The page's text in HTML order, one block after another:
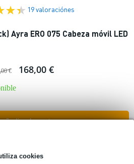
cookies
19 valoraciónes
Ayra ERO 075 Cabeza móvil LED
€ 168,00 €
añadir a la cesta